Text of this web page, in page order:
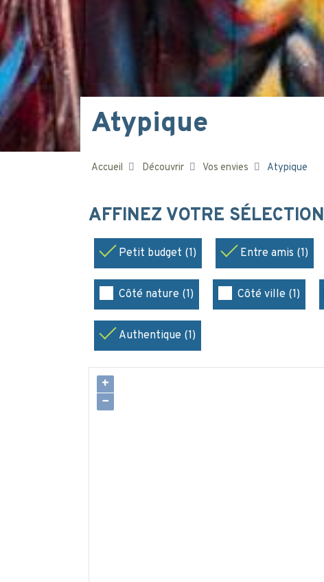
Atypique
Accueil Découvrir Vos envies Atypique
AFFINEZ VOTRE SÉLECTION
Petit budget (1) Entre amis (1)
Côté nature (1) Côté ville (1)
Authentique (1)
+
−